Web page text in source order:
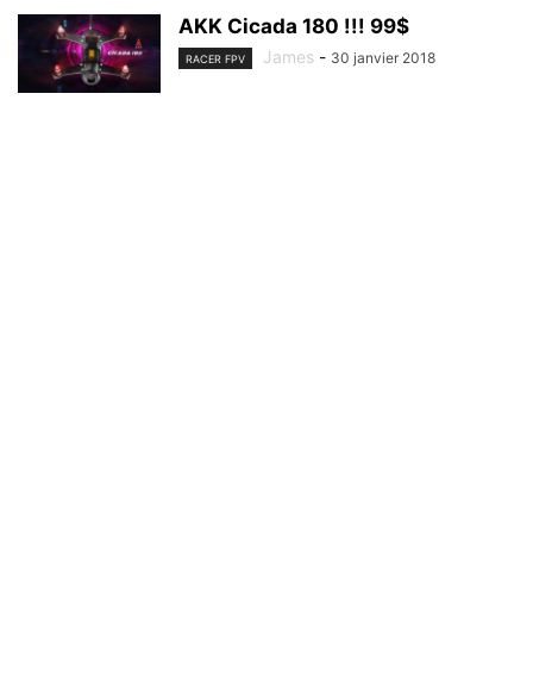
AKK Cicada 180 !!! 99$
RACER FPV James - 30 janvier 2018